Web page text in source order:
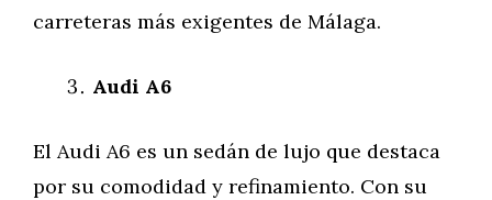
carreteras más exigentes de Málaga.
Audi A6
El Audi A6 es un sedán de lujo que destaca
por su comodidad y refinamiento. Con su